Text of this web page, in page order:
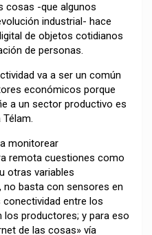
cosas -que algunos
industrial- hace
de objetos cotidianos
de personas.
va a ser un común
económicos porque
a un sector productivo es
monitorear
remota cuestiones como
otras variables
no basta con sensores en
entre los
los productores; y para eso
de las cosas» vía